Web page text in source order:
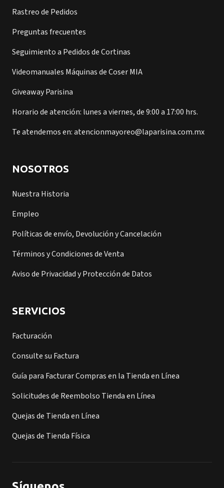
Rastreo de Pedidos
Preguntas frecuentes
Seguimiento a Pedidos de Cortinas
Videomanuales Máquinas de Coser MIA
Giveaway Parisina
Horario de atención: lunes a viernes, de 9:00 a 17:00 hrs.
Te atendemos en: atencionmayoreo@laparisina.com.mx
NOSOTROS
Nuestra Historia
Empleo
Políticas de envío, Devolución y Cancelación
Términos y Condiciones de Venta
Aviso de Privacidad y Protección de Datos
SERVICIOS
Facturación
Consulte su Factura
Guía para Facturar Compras en la Tienda en Línea
Solicitudes de Reembolso Tienda en Línea
Quejas de Tienda en Línea
Quejas de Tienda Física